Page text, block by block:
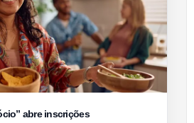
abre inscrições